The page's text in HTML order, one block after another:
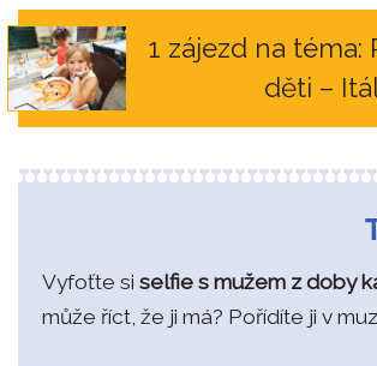
1 zájezd na téma:
děti –
Vyfoťte si selfie s mužem z doby
může říct, že ji má? Pořídíte ji v